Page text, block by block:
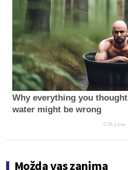
Why everything you
water might be wrong
CTA Love
Možda vas zanima